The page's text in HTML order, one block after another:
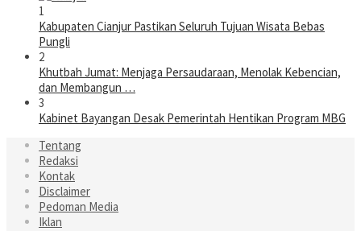
1
Kabupaten Cianjur Pastikan Seluruh Tujuan Wisata Bebas
Pungli
2
Khutbah Jumat: Menjaga Persaudaraan, Menolak Kebencian,
dan Membangun …
3
Kabinet Bayangan Desak Pemerintah Hentikan Program MBG
Tentang
Redaksi
Kontak
Disclaimer
Pedoman Media
Iklan